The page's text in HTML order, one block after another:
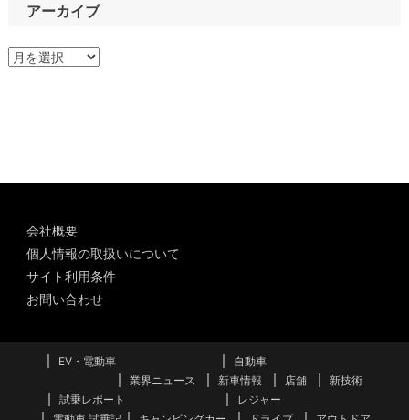
アーカイブ
ア
会社概要
個人情報の取扱いについて
サイト利用条件
お問い合わせ
EV・電動車
自動車
業界ニュース
新車情報 店舗
新技術
試乗レポート
レジャー